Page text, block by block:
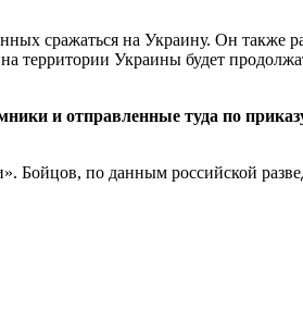
сражаться на Украину. Он также
Украины будет
и отправленные туда по
Бойцов, по данным российской